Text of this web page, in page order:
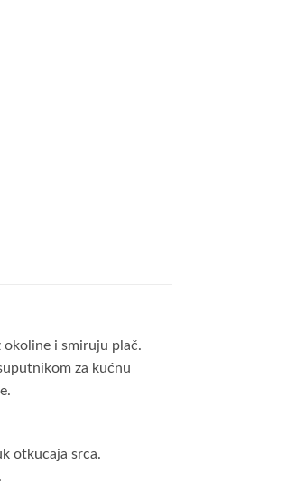
okoline i smiruju plač.
za kućnu
otkucaja srca.